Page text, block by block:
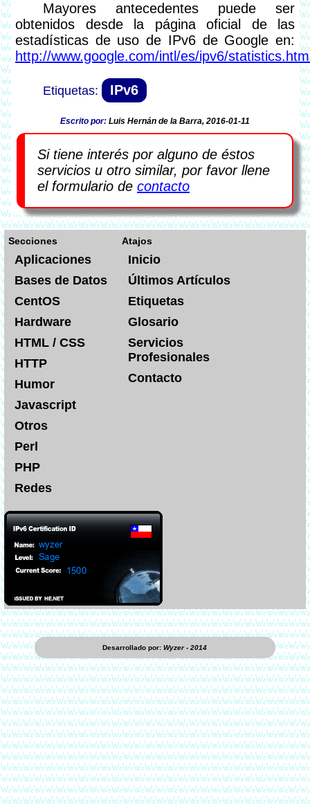
Mayores antecedentes puede ser
obtenidos desde la página oficial de las
estadísticas de uso de IPv6 de Google en:
http://www.google.com/intl/es/ipv6/
IPv6
Escrito por: Luis Hernán de la Barra, 2016-01-11
Si tiene interés por alguno de éstos
servicios u otro similar, por favor llene
el formulario de contacto
Secciones
Aplicaciones
Bases de Datos
CentOS
Hardware
HTML / CSS
HTTP
Humor
Javascript
Otros
Perl
PHP
Redes
Atajos
Inicio
Últimos Artículos
Etiquetas
Glosario
Servicios
Profesionales
Contacto
Desarrollado por:Wyzer - 2014